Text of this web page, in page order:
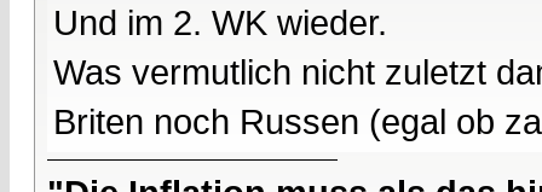
Und im 2. WK wieder.
Was vermutlich nicht zuletzt
Briten noch Russen (egal ob